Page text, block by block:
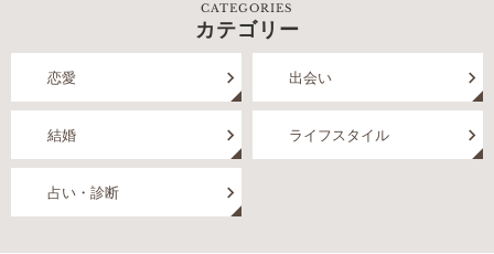
CATEGORIES
カテゴリー
恋愛 出会い
結婚 ライフスタイル
占い・診断